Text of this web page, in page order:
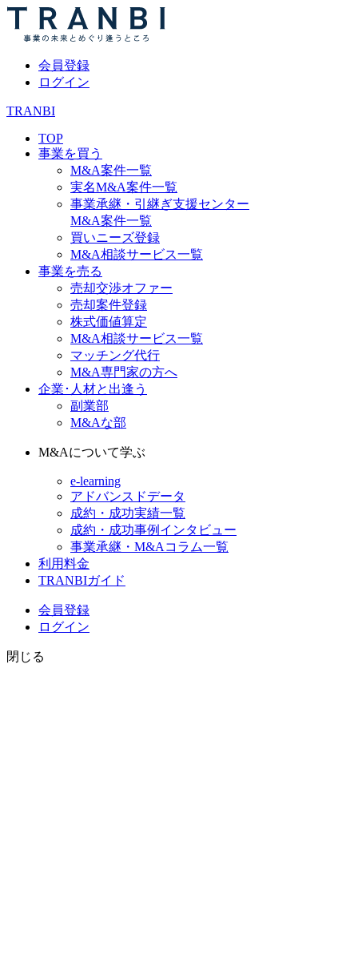
会員登録
ログイン
TRANBI
TOP
事業を買う
M&A案件一覧
実名M&A案件一覧
事業承継・引継ぎ支援センター
M&A案件一覧
買いニーズ登録
M&A相談サービス一覧
事業を売る
売却交渉オファー
売却案件登録
株式価値算定
M&A相談サービス一覧
マッチング代行
M&A専門家の方へ
企業･人材と出逢う
副業部
M&Aな部
M&Aについて学ぶ
e-learning
アドバンスドデータ
成約・成功実績一覧
成約・成功事例インタビュー
事業承継・M&Aコラム一覧
利用料金
TRANBIガイド
会員登録
ログイン
閉じる